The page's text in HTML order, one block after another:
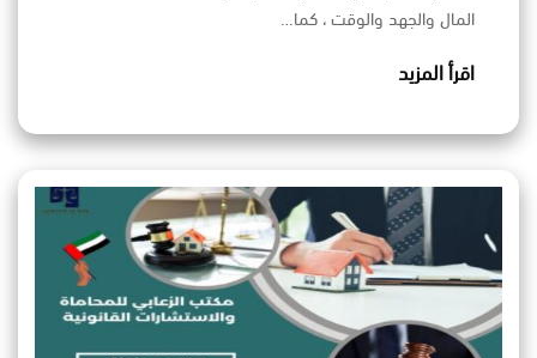
المال والجهد والوقت ، كما…
اقرأ المزيد